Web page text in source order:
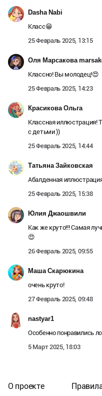
Dasha Nabi
Класс😁
25 Февраль 2025, 13:15
Оля Марсакова
Классно! Вы молодец!😍
25 Февраль 2025, 14:23
Красикова Ольга
Классная иллюстрация!
с детьми ))
25 Февраль 2025, 14:44
Татьяна Зайковская
Абалденная
25 Февраль 2025, 15:38
Юлия Джаошвили
Как же круто!!! Самая
😍
26 Февраль 2025, 09:55
Маша Скарюкина
очень круто!
27 Февраль 2025, 09:48
nastyar1
Особенно понравились
5 Март 2025, 18:03
О проекте